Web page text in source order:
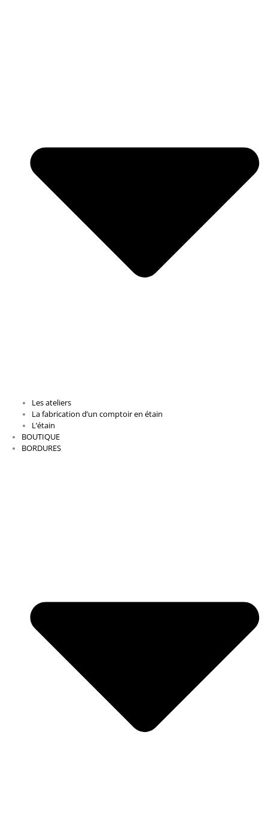
Les ateliers
La fabrication d’un comptoir en étain
L’étain
BOUTIQUE
BORDURES